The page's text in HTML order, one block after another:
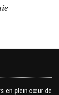
en plein cœur de